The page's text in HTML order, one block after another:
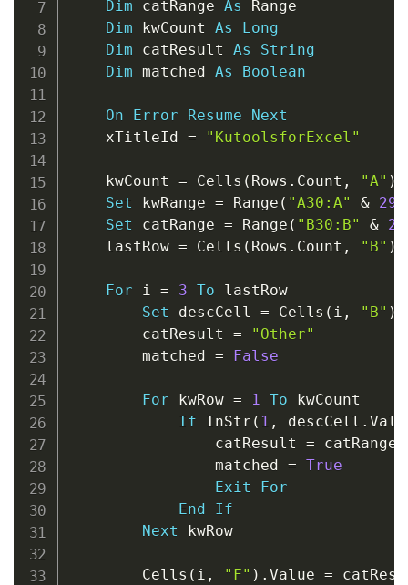
Dim catRange As Range
Dim kwCount As
Long
Dim catResult As
String
Dim matched As Boolean
On Error Resume
Next
    xTitleId
= "KutoolsforExcel"
    kwCount
= Cells ( Rows . Count , "A" )
Set kwRange = Range ( "A30:A" & 29
Set catRange = Range ( "B30:B" & 29
    lastRow
= Cells ( Rows . Count , "B" )
For i = 3 To lastRow
Set descCell = Cells ( i , "B" )
        catResult
=
"Other"
        matched
= False
For kwRow = 1 To kwCount
If InStr ( 1 , descCell .
                catResult
= catRange
                matched
= True
Exit
For
End
If
Next kwRow
        Cells
( i , "F" ) . Value =